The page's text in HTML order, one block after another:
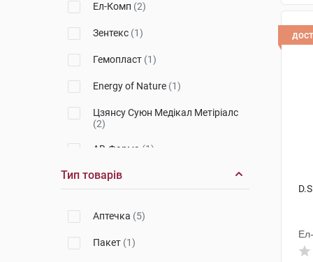
Ел-Комп (2)
Зентекс (1)
Гемопласт (1)
Energy of Nature (1)
Цзянсу Суюн Медікал Метіріалс
(2)
АВ-Фарма (1)
Віола(2)
Тип товарів
Аптечка (5)
Пакет (1)